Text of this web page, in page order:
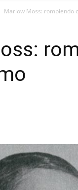
Marlow Moss: rompiendo